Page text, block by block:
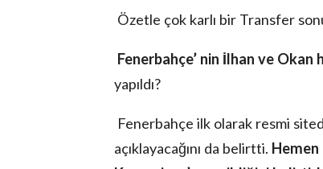
Özetle çok karlı bir Transfer
Fenerbahçe’ nin İlhan ve Okan
yapıldı?
Fenerbahçe ilk olarak resmi
açıklayacağını da belirtti. Hemen